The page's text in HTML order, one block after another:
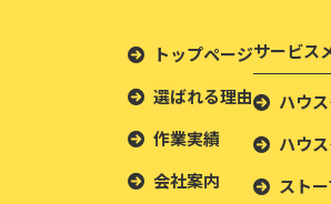
トップページ
選ばれる理由
作業実績
会社案内
サービス
ハウス
ハウス
スト